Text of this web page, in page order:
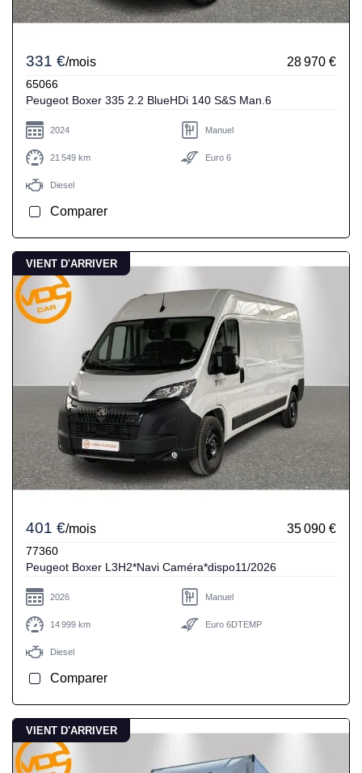
331 €/mois 28 970 €
65066
Peugeot Boxer 335 2.2 BlueHDi 140 S&S Man.6
2024 Manuel
21 549 km Euro 6
Diesel
Comparer
VIENT D'ARRIVER
401 €/mois 35 090 €
77360
Peugeot Boxer L3H2*Navi Caméra*dispo11/2026
2026 Manuel
14 999 km Euro 6DTEMP
Diesel
Comparer
VIENT D'ARRIVER